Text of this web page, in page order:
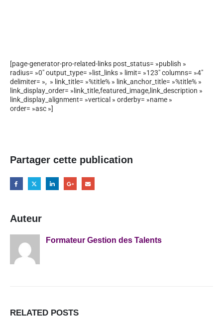
[page-generator-pro-related-links post_status= »publish »
radius= »0″ output_type= »list_links » limit= »123″ columns= »4″
delimiter= », » link_title= »%title% » link_anchor_title= »%title% »
link_display_order= »link_title,featured_image,link_description »
link_display_alignment= »vertical » orderby= »name »
order= »asc »]
Partager cette publication
Auteur
Formateur Gestion des Talents
RELATED POSTS